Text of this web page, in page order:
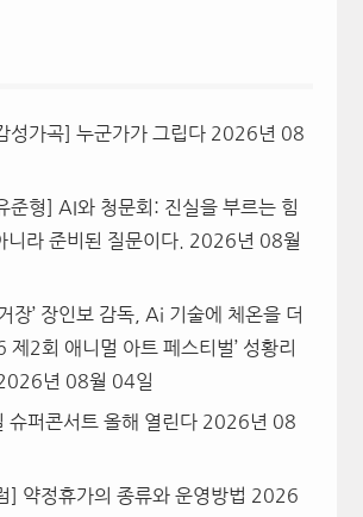
성가곡] 누군가가 그립다 2026년 08
준형] AI와 청문회: 진실을 부르는 힘
니라 준비된 질문이다.
2026년 08월
장’ 장인보 감독, Ai 기술에 체온을 더
제2회 애니멀 아트 페스티벌’ 성황리
년 08월 04일
슈퍼콘서트 올해 열린다 2026년 08
] 약정휴가의 종류와 운영방법 2026